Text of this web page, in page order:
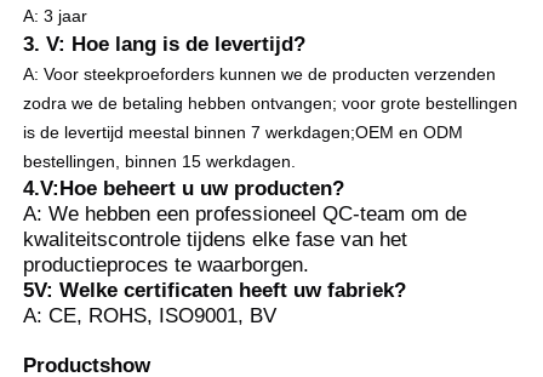
A: 3 jaar
3. V: Hoe lang is de levertijd?
A: Voor steekproeforders kunnen we de producten verzenden
zodra we de betaling hebben ontvangen; voor grote bestellingen
is de levertijd meestal binnen 7 werkdagen;OEM en ODM
bestellingen, binnen 15 werkdagen.
4.V:Hoe beheert u uw producten?
A: We hebben een professioneel QC-team om de
kwaliteitscontrole tijdens elke fase van het
productieproces te waarborgen.
5V: Welke certificaten heeft uw fabriek?
A: CE, ROHS, ISO9001, BV
Productshow